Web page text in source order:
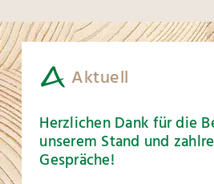
Aktuell
Herzlichen Dank für die
unserem Stand und
Gespräche!